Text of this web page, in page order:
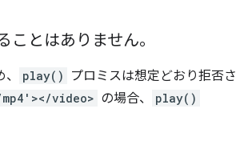
ことはありません。
play()
プロミスは想定どおり拒否さ
video> の場合、 play()